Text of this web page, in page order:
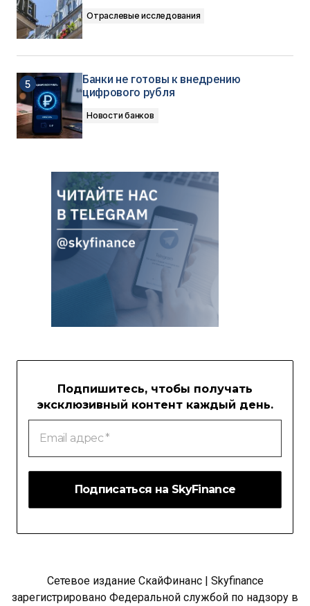
Отраслевые исследования
Банки не готовы к внедрению
цифрового рубля
Новости банков
Подпишитесь, чтобы получать
эксклюзивный контент каждый день.
Email
адрес
Сетевое издание СкайФинанс | Skyfinance
зарегистрировано Федеральной службой по надзору в